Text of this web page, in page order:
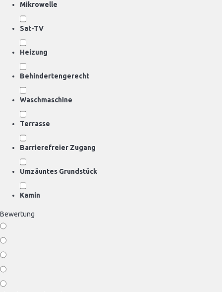
Mikrowelle
Sat-TV
Heizung
Behindertengerecht
Waschmaschine
Terrasse
Barrierefreier Zugang
Umzäuntes Grundstück
Kamin
Bewertung